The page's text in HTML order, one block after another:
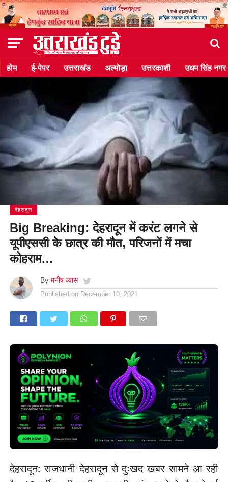
होम ई-पेपर उत्तराखंड अल्मोड़ा उत्तरकाशी उधम सिंह नगर
देहरादून
Big Breaking: देहरादून में करंट लगने से
यूपीएससी के छात्र की मौत, परिजनों में मचा
कोहराम…
By मनीष व्यास
Published on December 10, 2021
देहरादून: राजधानी देहरादून से दुःखद खबर सामने आ रही